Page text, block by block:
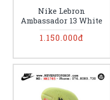
Nike Lebron
Ambassador 13 White
1.150.000đ